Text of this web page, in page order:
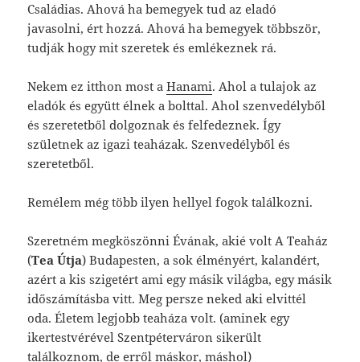
Családias. Ahová ha bemegyek tud az eladó
javasolni, ért hozzá. Ahová ha bemegyek többször,
tudják hogy mit szeretek és emlékeznek rá.
Nekem ez itthon most aHanami. Ahol a tulajok az
eladók és együtt élnek a bolttal. Ahol szenvedélyből
és szeretetből dolgoznak és felfedeznek. Így
születnek az igazi teaházak. Szenvedélyből és
szeretetből.
Remélem még több ilyen hellyel fogok találkozni.
Szeretném megköszönni Évának, akié volt A Teaház
(Tea Útja) Budapesten, a sok élményért, kalandért,
azért a kis szigetért ami egy másik világba, egy másik
időszámításba vitt. Meg persze neked aki elvittél
oda. Életem legjobb teaháza volt. (aminek egy
ikertestvérével Szentpéterváron sikerült
találkoznom, de erről máskor, máshol)